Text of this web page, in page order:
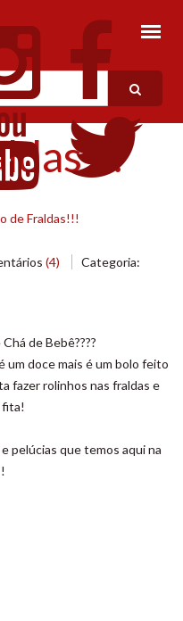
de Fraldas!!!
(4)
Categoria:
de Bebê????
um doce mais é um bolo feito
fazer rolinhos nas fraldas e
fita!
pelúcias que temos aqui na